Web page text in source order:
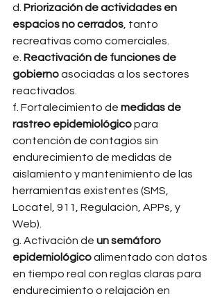
d. Priorización de actividades en
espacios no cerrados , tanto
recreativas como comerciales.
e. Reactivación de funciones de
gobierno asociadas a los sectores
reactivados.
f. Fortalecimiento de medidas de
rastreo epidemiológico para
contención de contagios sin
endurecimiento de medidas de
aislamiento y mantenimiento de las
herramientas existentes (SMS,
Locatel, 911, Regulación, APPs, y
Web).
g. Activación de un semáforo
epidemiológico alimentado con datos
en tiempo real con reglas claras para
endurecimiento o relajación en